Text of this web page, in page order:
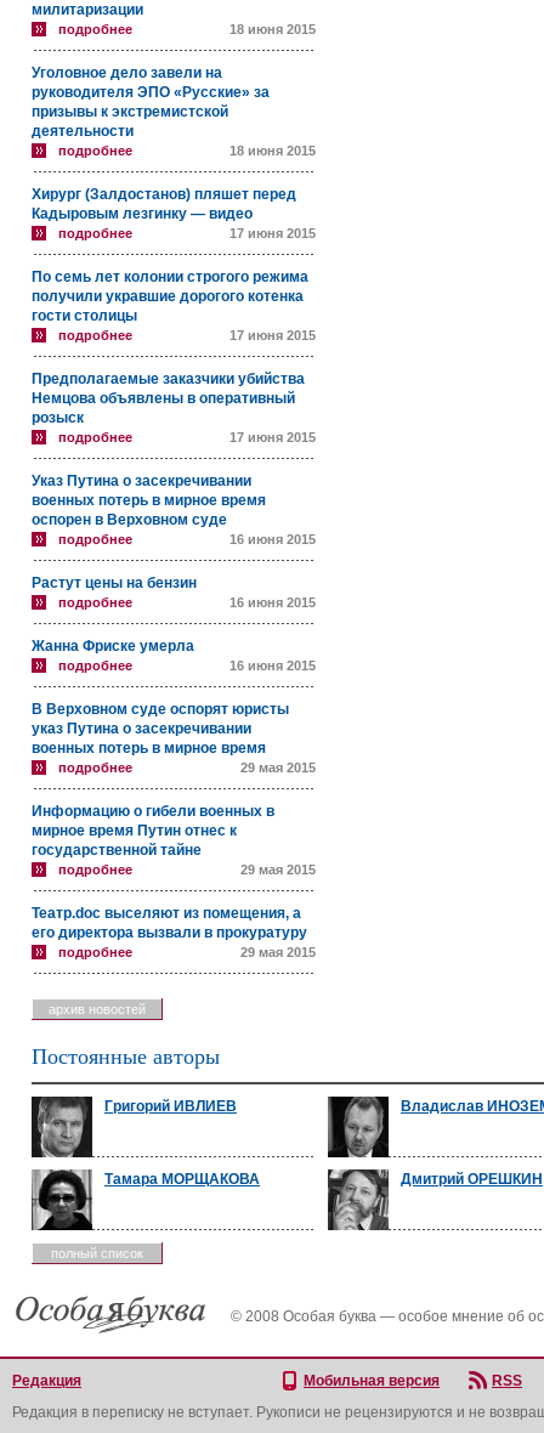
милитаризации
подробнее 18 июня 2015
Уголовное дело завели на
руководителя ЭПО «Русские» за
призывы к экстремистской
деятельности
подробнее 18 июня 2015
Хирург (Залдостанов) пляшет перед
Кадыровым лезгинку — видео
подробнее 17 июня 2015
По семь лет колонии строгого режима
получили укравшие дорогого котенка
гости столицы
подробнее 17 июня 2015
Предполагаемые заказчики убийства
Немцова объявлены в оперативный
розыск
подробнее 17 июня 2015
Указ Путина о засекречивании
военных потерь в мирное время
оспорен в Верховном суде
подробнее 16 июня 2015
Растут цены на бензин
подробнее 16 июня 2015
Жанна Фриске умерла
подробнее 16 июня 2015
В Верховном суде оспорят юристы
указ Путина о засекречивании
военных потерь в мирное время
подробнее 29 мая 2015
Информацию о гибели военных в
мирное время Путин отнес к
государственной тайне
подробнее 29 мая 2015
Театр.doc выселяют из помещения, а
его директора вызвали в прокуратуру
подробнее 29 мая 2015
архив новостей
Постоянные авторы
Григорий ИВЛИЕВ Владислав
Тамара МОРЩАКОВА Дмитрий ОРЕШКИН
полный список
© 2008 Особая буква — особое мнение об
Редакция Мобильная версия
RSS
Редакция в переписку не вступает. Рукописи не рецензируются и не